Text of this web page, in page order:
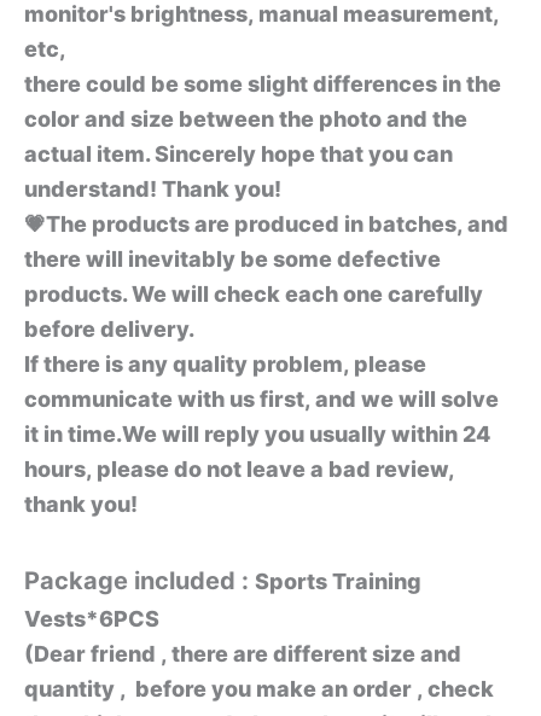
monitor's brightness, manual measurement,
etc,
there could be some slight differences in the
color and size between the photo and the
actual item. Sincerely hope that you can
understand! Thank you!
💗The products are produced in batches, and
there will inevitably be some defective
products. We will check each one carefully
before delivery.
If there is any quality problem, please
communicate with us first, and we will solve
it in time.We will reply you usually within 24
hours, please do not leave a bad review,
thank you!
Package included : Sports Training
Vests*6PCS
(Dear friend , there are different size and
quantity , before you make an order , check